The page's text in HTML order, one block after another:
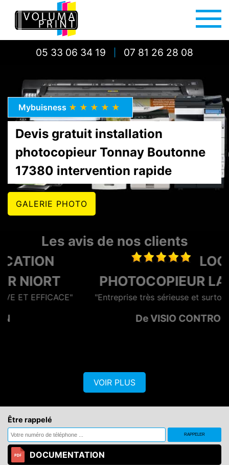
05 33 06 34 19 07 81 26 28 08
Mybuisness ★★★★★
Devis gratuit installation
photocopieur Tonnay Boutonne
17380 intervention rapide
GALERIE PHOTO
Les avis de nos clients
LOCATION
PHOTOCOPIEUR LA ROCHELLE
"Entreprise très sérieuse et surtout rapide et efficace"
De VISIO CONTROL OUEST
VOIR PLUS
Être rappelé
DOCUMENTATION